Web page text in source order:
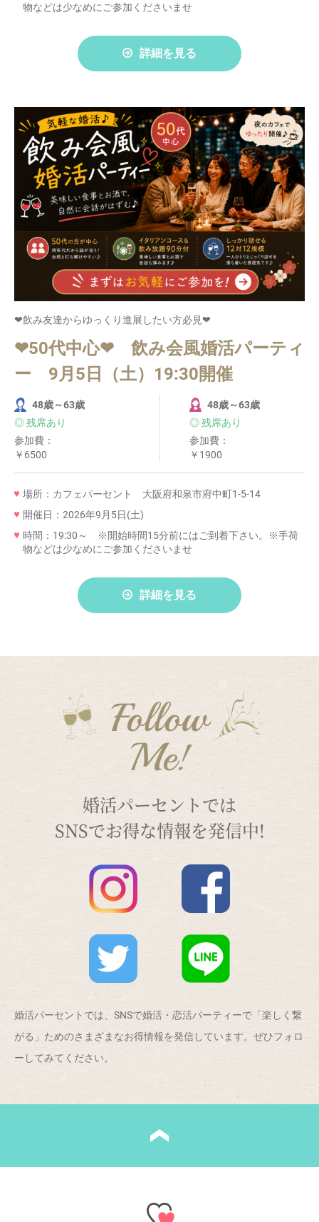
物などは少なめにご参加くださいませ
詳細を見る
❤飲み友達からゆっくり進展したい方必見❤
❤50代中心❤ 飲み会風婚活パーティ
ー 9月5日（土）19:30開催
48歳～63歳
◎ 残席あり
参加費：
￥6500
48歳～63歳
◎ 残席あり
参加費：
￥1900
場所：カフェパーセント 大阪府和泉市府中町1-5-14
開催日：2026年9月5日(土)
時間：19:30～ ※開始時間15分前にはご到着下さい。※手荷
物などは少なめにご参加くださいませ
詳細を見る
Follow
Me!
婚活パーセントでは
SNSでお得な情報を発信中!
婚活パーセントでは、SNSで婚活・恋活パーティーで「楽しく繋
がる」ためのさまざまなお得情報を発信しています。ぜひフォロ
ーしてみてください。